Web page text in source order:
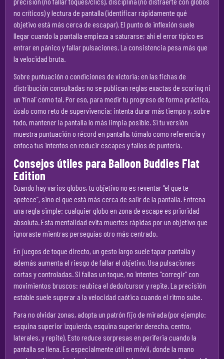
no críticos) y lectura de pantalla (identificar rápidamente qué
objetivo está más cerca de escapar). El punto de inflexión suele
llegar cuando la pantalla empieza a saturarse; ahí el error típico es
entrar en pánico y fallar pulsaciones. La consistencia pesa más que
la velocidad bruta.
Sobre puntuación o condiciones de victoria: en las fichas de
distribución consultadas no se publican reglas exactas de scoring ni
un ‘final’ como tal. Por eso, para medir tu progreso de forma práctica,
úsalo como reto de supervivencia: intenta durar más tiempo y, sobre
todo, mantener la pantalla lo más limpia posible. Si tu versión
muestra puntuación o récord en pantalla, tómalo como referencia y
enfoca tus intentos en reducir escapes y fallos de puntería.
Consejos útiles para Balloon Buddies Flat
Edition
Cuando hay varios globos, tu objetivo no es reventar “el que te
apetece”, sino el que está más cerca de salir de la pantalla. Entrena
una regla simple: cualquier globo en zona de escape es prioridad
absoluta. Esta mentalidad evita muertes rápidas por un objetivo que
ignoraste mientras perseguías otro más centrado.
En juegos de toque directo, un gesto largo suele tapar pantalla y
además aumenta el riesgo de fallar el objetivo. Usa pulsaciones
cortas y controladas. Si fallas un toque, no intentes “corregir” con
movimientos bruscos: reubica el dedo/cursor y repite. La precisión
estable suele superar a la velocidad caótica cuando el ritmo sube.
Para no olvidar zonas, adopta un patrón fijo de mirada (por ejemplo:
esquina superior izquierda, esquina superior derecha, centro,
laterales, y repite). Esto reduce sorpresas en periferia cuando la
pantalla se llena. Es especialmente útil en móvil, donde la mano